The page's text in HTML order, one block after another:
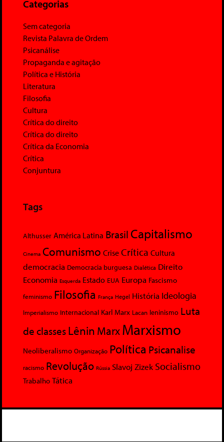
Categorias
Sem categoria
Revista Palavra de Ordem
Psicanálise
Propaganda e agitação
Política e História
Literatura
Filosofia
Cultura
Crítica do direito
Crítica do direito
Crítica da Economia
Crítica
Conjuntura
Tags
Althusser América Latina Brasil Capitalismo
Cinema Comunismo Crise Crítica Cultura
democracia Democracia burguesa Dialética Direito
Economia Esquerda Estado EUA Europa Fascismo
feminismo Filosofia França Hegel História Ideologia
Imperialismo Internacional Karl Marx Lacan leninismo Luta
de classesLênin MarxMarxismo
Neoliberalismo Organização Política Psicanalise
racismo Revolução Rússia Slavoj Zizek Socialismo
Trabalho Tática